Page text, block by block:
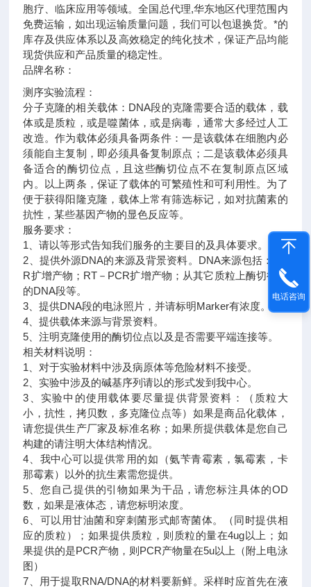
胞疗、临床应用等领域。全国总代理,华东地区代理范围内
免费运输，如出现运输质量问题，我们可以包退换货。 *的
库存及供应体系以及高效稳定的纯化技术，保证产品均能
现货供应和产品质量的稳定性。
品牌名称：
测序实验流程：
分子克隆的相关载体：DNA段的克隆需要合适的载体，载
体或是质粒，或是噬菌体，或是病毒，通常大多经过人工
改造。作为载体必须具备两条件：一是该载体在细胞内必
须能自主复制，即必须具备复制原点；二是该载体必须具
备适合的酶切位点，且这些酶切位点不在复制原点区域
内。以上两条，保证了载体的可繁殖性和可利用性。为了
便于获得阳隆克隆，载体上常有筛选标记，如对抗菌素的
抗性，某些基因产物的显色反应等。
服务要求：
1、请以等形式告知我们服务的主要目的及具体要求。
2、提供外源DNA的来源及背景资料。DNA来源包括：PC
R扩增产物；RT－PCR扩增产物；从其它质粒上酶切得到
的DNA段等。
3、提供DNA段的电泳照片，并请标明Marker有浓度。
4、提供载体来源与背景资料。
5、注明克隆使用的酶切位点以及是否需要平端连接等。
相关材料说明：
1、对于实验材料中涉及病原体等危险材料不接受。
2、实验中涉及的碱基序列请以的形式发到我中心。
3、实验中的使用载体要尽量提供背景资料：（质粒大
小，抗性，拷贝数，多克隆位点等）如果是商品化载体，
请您提供生产厂家及标准名称；如果所提供载体是您自己
构建的请注明大体结构情况。
4、我中心可以提供常用的如（氨苄青霉素，氯霉素，卡
那霉素）以外的抗生素需您提供。
5、您自己提供的引物如果为干品，请您标注具体的OD
数，如果是液体态，请您标明浓度。
6、可以用甘油菌和穿刺菌形式邮寄菌体。（同时提供相
应的质粒）；如果提供质粒，则质粒的量在4ug以上；如
果提供的是PCR产物，则PCR产物量在5u以上（附上电泳
图）
7、用于提取RNA/DNA的材料要新鲜。采样时应首先在液
电话咨询